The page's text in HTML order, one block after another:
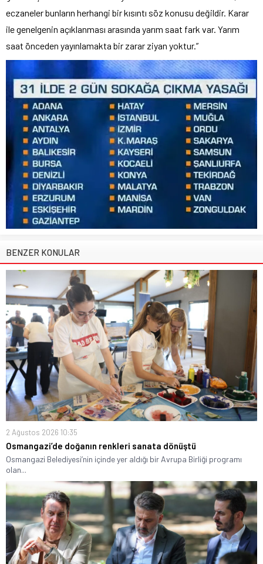
eczaneler bunların herhangi bir kısıntı söz konusu değildir. Karar
ile genelgenin açıklanması arasında yarım saat fark var. Yarım
saat önceden yayınlamakta bir zarar ziyan yoktur.”
BENZER KONULAR
2 Ağustos 2026 10:35
Osmangazi’de doğanın renkleri sanata dönüştü
Osmangazi Belediyesi’nin içinde yer aldığı bir Avrupa Birliği programı
olan...